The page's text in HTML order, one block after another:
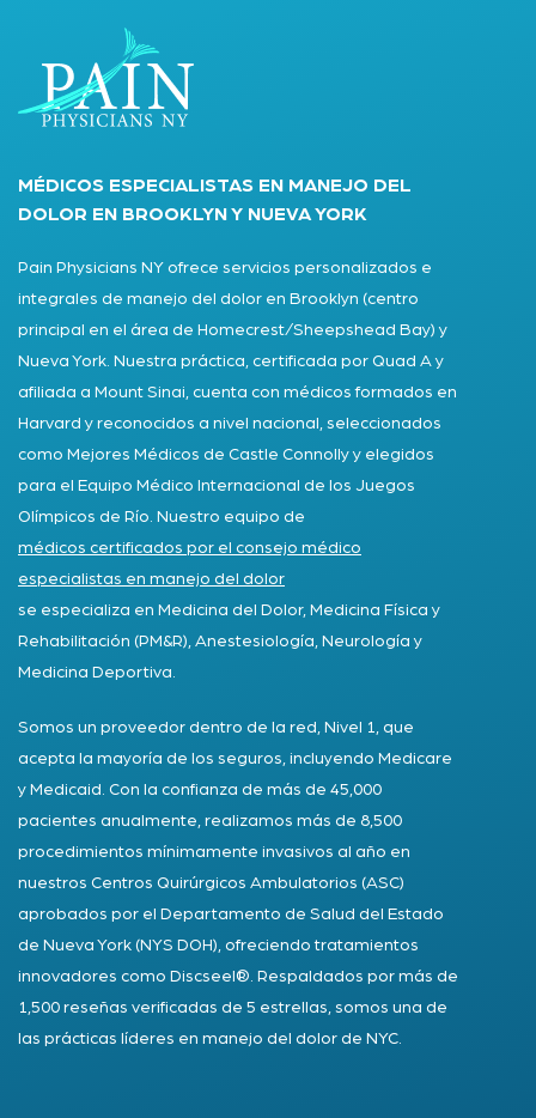
MÉDICOS ESPECIALISTAS EN MANEJO DEL
DOLOR EN BROOKLYN Y NUEVA YORK
Pain Physicians NY ofrece servicios personalizados e
integrales de manejo del dolor en Brooklyn (centro
principal en el área de Homecrest/Sheepshead Bay) y
Nueva York. Nuestra práctica, certificada por Quad A y
afiliada a Mount Sinai, cuenta con médicos formados en
Harvard y reconocidos a nivel nacional, seleccionados
como Mejores Médicos de Castle Connolly y elegidos
para el Equipo Médico Internacional de los Juegos
Olímpicos de Río. Nuestro equipo de
médicos certificados por el consejo médico
especialistas en manejo del dolor
se especializa en Medicina del Dolor, Medicina Física y
Rehabilitación (PM&R), Anestesiología, Neurología y
Medicina Deportiva.
Somos un proveedor dentro de la red, Nivel 1, que
acepta la mayoría de los seguros, incluyendo Medicare
y Medicaid. Con la confianza de más de 45,000
pacientes anualmente, realizamos más de 8,500
procedimientos mínimamente invasivos al año en
nuestros Centros Quirúrgicos Ambulatorios (ASC)
aprobados por el Departamento de Salud del Estado
de Nueva York (NYS DOH), ofreciendo tratamientos
innovadores como Discseel®. Respaldados por más de
1,500 reseñas verificadas de 5 estrellas, somos una de
las prácticas líderes en manejo del dolor de NYC.